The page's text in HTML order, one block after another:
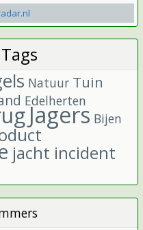
Natuur Tuin
Edelherten
Jagers Bijen
jacht incident